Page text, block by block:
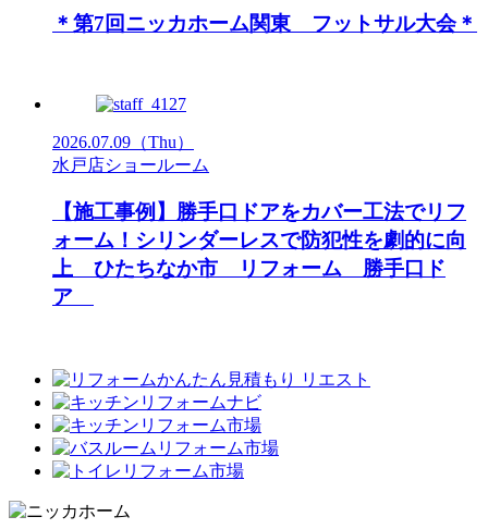
＊第7回ニッカホーム関東 フットサル大会＊
2026.07.09 （Thu）
水戸店ショールーム
【施工事例】勝手口ドアをカバー工法でリフ
ォーム！シリンダーレスで防犯性を劇的に向
上 ひたちなか市 リフォーム 勝手口ド
ア